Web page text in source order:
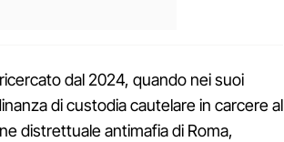
dal 2024, quando nei suoi
di custodia cautelare in carcere al
distrettuale antimafia di Roma,